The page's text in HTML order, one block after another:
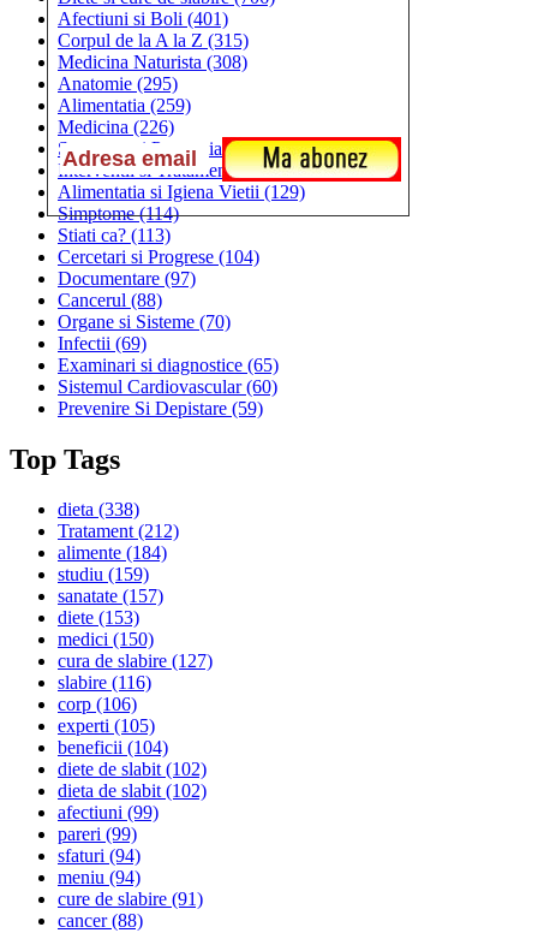
Afectiuni si Boli (401)
Corpul de la A la Z (315)
Medicina Naturista (308)
Anatomie (295)
Alimentatia (259)
Medicina (226)
Sanatatea si Preventia(170)
Interventii si Tratamente(167)
Alimentatia si Igiena Vietii (129)
Simptome(114)
Stiati ca? (113)
Cercetari si Progrese (104)
Documentare (97)
Cancerul (88)
Organe si Sisteme (70)
Infectii (69)
Examinari si diagnostice (65)
Sistemul Cardiovascular(60)
Prevenire Si Depistare (59)
Top Tags
dieta (338)
Tratament(212)
alimente (184)
studiu (159)
sanatate (157)
diete (153)
medici (150)
cura de slabire (127)
slabire (116)
corp (106)
experti (105)
beneficii (104)
diete de slabit(102)
dieta de slabit(102)
afectiuni (99)
pareri (99)
sfaturi (94)
meniu (94)
cure de slabire (91)
cancer(88)